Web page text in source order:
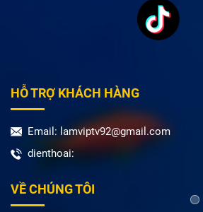
HỖ TRỢ KHÁCH HÀNG
Email: lamviptv92@gmail.com
dienthoai:
VỀ CHÚNG TÔI